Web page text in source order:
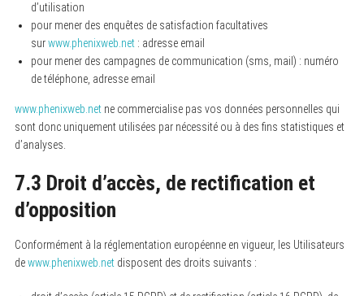
d’utilisation
pour mener des enquêtes de satisfaction facultatives
surwww.phenixweb.net: adresse email
pour mener des campagnes de communication (sms, mail) : numéro
de téléphone, adresse email
www.phenixweb.netne commercialise pas vos données personnelles qui
sont donc uniquement utilisées par nécessité ou à des fins statistiques et
d’analyses.
7.3 Droit d’accès, de rectification et
d’opposition
Conformément à la réglementation européenne en vigueur, les Utilisateurs
dewww.phenixweb.netdisposent des droits suivants :